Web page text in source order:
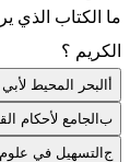
ما الكتاب الذي
الكريم ؟
البحر المحيط لأبي
بالجامع لأحكام
جالتسهيل في علوم